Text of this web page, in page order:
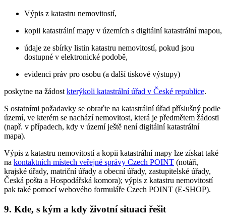
Výpis z katastru nemovitostí,
kopii katastrální mapy v územích s digitální katastrální mapou,
údaje ze sbírky listin katastru nemovitostí, pokud jsou
dostupné v elektronické podobě,
evidenci práv pro osobu (a další tiskové výstupy)
poskytne na žádost kterýkoli katastrální úřad v České republice.
S ostatními požadavky se obraťte na katastrální úřad příslušný podle
území, ve kterém se nachází nemovitost, která je předmětem žádosti
(např. v případech, kdy v území ještě není digitální katastrální
mapa).
Výpis z katastru nemovitostí a kopii katastrální mapy lze získat také
na kontaktních místech veřejné správy Czech POINT (notáři,
krajské úřady, matriční úřady a obecní úřady, zastupitelské úřady,
Česká pošta a Hospodářská komora); výpis z katastru nemovitostí
pak také pomocí webového formuláře Czech POINT (E-SHOP).
9. Kde, s kým a kdy životní situaci řešit